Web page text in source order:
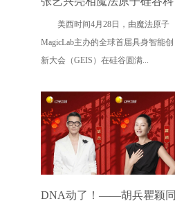
技盛会 助力中国科技与文化
走向全球舞台
美西时间4月28日，由魔法原子
MagicLab主办的全球首届具身智能创
新大会（GEIS）在硅谷圆满...
DNA动了！——胡兵瞿颖同